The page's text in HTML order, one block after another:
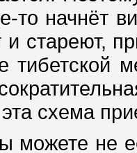
то начнёт
и стареют,
тибетской
эта схема
можете не